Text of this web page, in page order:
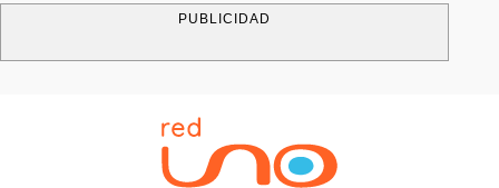
PUBLICIDAD